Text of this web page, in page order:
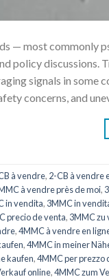
— most commonly
policy discussions.
signals in
concerns, and
à vendre, 2-CB à vendre
à vendre près de moi,
in vendita, 3MMC in
precio de venta, 3MMC zu
,4MMC à vendre en
,4MMC in meiner
kaufen,4MMC per prezzo
online,4MMC zum